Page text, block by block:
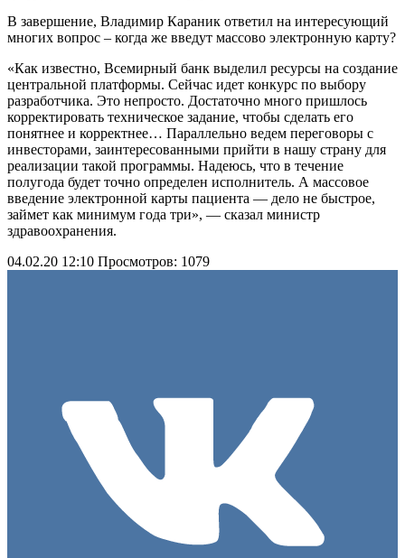
В завершение, Владимир Караник ответил на интересующий
многих вопрос – когда же введут массово электронную карту?
«Как известно, Всемирный банк выделил ресурсы на создание
центральной платформы. Сейчас идет конкурс по выбору
разработчика. Это непросто. Достаточно много пришлось
корректировать техническое задание, чтобы сделать его
понятнее и корректнее… Параллельно ведем переговоры с
инвесторами, заинтересованными прийти в нашу страну для
реализации такой программы. Надеюсь, что в течение
полугода будет точно определен исполнитель. А массовое
введение электронной карты пациента — дело не быстрое,
займет как минимум года три», — сказал министр
здравоохранения.
04.02.20 12:10 Просмотров: 1079